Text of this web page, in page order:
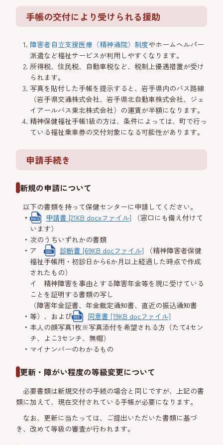
手帳の交付により受けられる援助
障害者自立支援医療（精神通院）制度やホームヘルパー
派遣など福祉サービスが利用しやすくなります。
所得税、住民税、自動車税など、税制上優遇措置が受け
られます。
写真を貼付した手帳を提示すると、岩手県内のバス路線
（岩手県交通株式会社、岩手県北自動車株式会社、ジェ
イアールバス東北株式会社）の運賃が半額になります。
精神保健福祉手帳1級の方は、条件によっては、町で行っ
ている福祉乗車券の交付対象になる可能性があります。
申請手続き
新規の申請について
以下の書類を持って保健センターに申請してください。
申請書 [21KB docxファイル] （窓口にも備え付けて
います）
次のうちいずれかの書類
ア
診断書 [69KB docファイル] （精神障害者保健
福祉手帳用・初診日から6か月以上経過した時点で作成
されたもの）
イ 精神障害を事由とする障害年金等を現に受けている
ことを証明する書類の写し
（障害年金証書、年金裁定通知書、直近の振込通知書
等）、および
同意書 [19KB docファイル]
本人の顔写真1枚※写真添付を希望される方（たて4セン
チ、よこ3センチ、無帽）
マイナンバーのわかるもの
更新・障がい程度の等級変更について
必要書類は新規交付の手続の場合と同じですが、上記の書
類に加えて、現在交付されている手帳が必要になります。
なお、更新に当たっては、ご提出いただいた書類に基づ
き、改めて等級の審査が行われます。